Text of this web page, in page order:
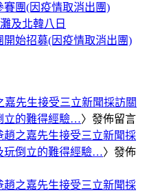
賽團(因疫情取消出團)
及北韓八日
開始招募(因疫情取消出團)
嘉先生接受三立新聞採訪關
立的難得經驗…〉發佈留言
趙之嘉先生接受三立新聞採
玩倒立的難得經驗…〉發佈
趙之嘉先生接受三立新聞採